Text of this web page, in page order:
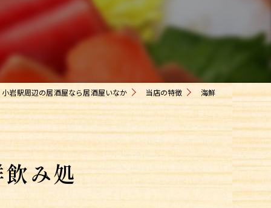
カウンター
日本酒
一人飲み
お通し
小岩駅周辺の居酒屋なら居酒屋いなか 当店の特徴 海鮮
み処